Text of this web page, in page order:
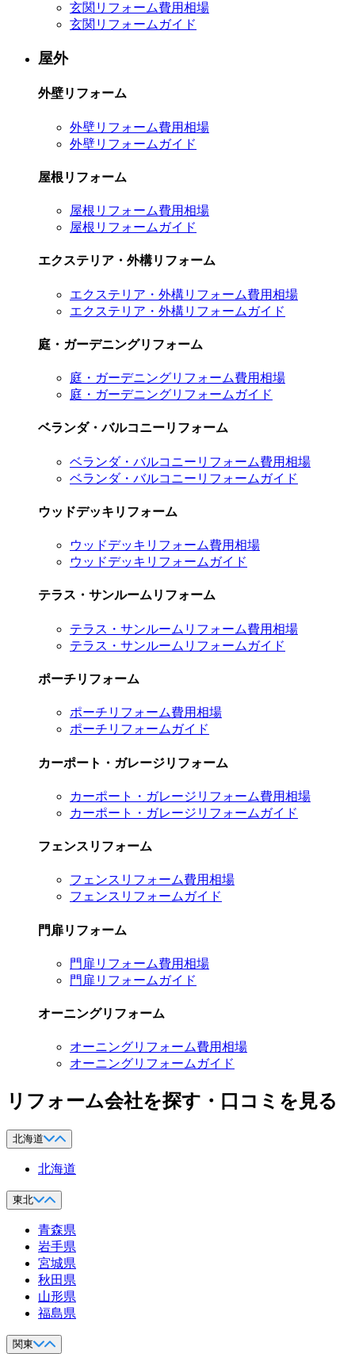
玄関リフォーム費用相場
玄関リフォームガイド
屋外
外壁リフォーム
外壁リフォーム費用相場
外壁リフォームガイド
屋根リフォーム
屋根リフォーム費用相場
屋根リフォームガイド
エクステリア・外構リフォーム
エクステリア・外構リフォーム費用相場
エクステリア・外構リフォームガイド
庭・ガーデニングリフォーム
庭・ガーデニングリフォーム費用相場
庭・ガーデニングリフォームガイド
ベランダ・バルコニーリフォーム
ベランダ・バルコニーリフォーム費用相場
ベランダ・バルコニーリフォームガイド
ウッドデッキリフォーム
ウッドデッキリフォーム費用相場
ウッドデッキリフォームガイド
テラス・サンルームリフォーム
テラス・サンルームリフォーム費用相場
テラス・サンルームリフォームガイド
ポーチリフォーム
ポーチリフォーム費用相場
ポーチリフォームガイド
カーポート・ガレージリフォーム
カーポート・ガレージリフォーム費用相場
カーポート・ガレージリフォームガイド
フェンスリフォーム
フェンスリフォーム費用相場
フェンスリフォームガイド
門扉リフォーム
門扉リフォーム費用相場
門扉リフォームガイド
オーニングリフォーム
オーニングリフォーム費用相場
オーニングリフォームガイド
リフォーム会社を探す・口コミを見る
北海道
北海道
東北
青森県
岩手県
宮城県
秋田県
山形県
福島県
関東